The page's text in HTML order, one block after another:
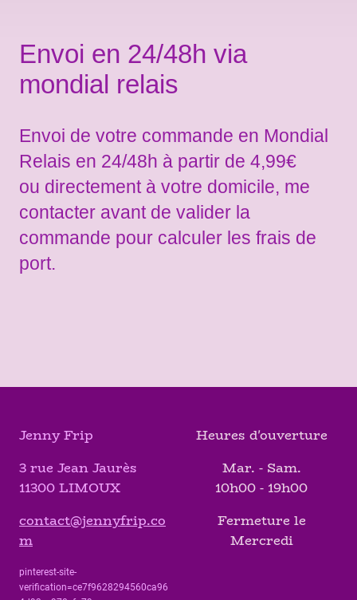
Envoi en 24/48h via
mondial relais
Envoi de votre commande en Mondial
Relais en 24/48h à partir de 4,99€
ou directement à votre domicile, me
contacter avant de valider la
commande pour calculer les frais de
port.
Jenny Frip
3 rue Jean Jaurès
11300 LIMOUX
contact@jennyfrip.co
m
pinterest-site-
verification=ce7f9628294560ca96
Heures d'ouverture
Mar. - Sam.
10h00 - 19h00
Fermeture le
Mercredi